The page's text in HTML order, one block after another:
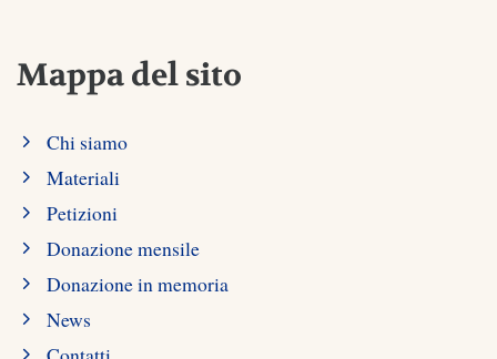
Mappa del sito
Chi siamo
Materiali
Petizioni
Donazione mensile
Donazione in memoria
News